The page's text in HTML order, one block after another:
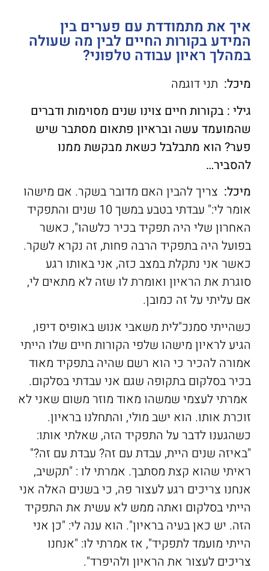
איך את מתמודדת עם פערים בין
המידע בקורות החיים לבין מה שעולה
במהלך ראיון עבודה טלפוני?
מיכל: תני דוגמה
גילי : בקורות חיים צוינו שנים מסוימות ודברים
שהמועמד עשה ובראיון פתאום מסתבר שיש
פער? הוא מתבלבל כשאת מבקשת ממנו
להסביר…
מיכל: צריך להבין האם מדובר בשקר. אם מישהו
אומר לי:" עבדתי בטבע במשך 10 שנים והתפקיד
האחרון שלי היה תפקיד בכיר כלשהו", כאשר
בפועל היה בתפקיד הרבה פחות, זה נקרא לשקר.
כאשר אני נתקלת במצב כזה, אני באותו רגע
סוגרת את הראיון ואומרת לו שזה לא מתאים לי,
אם עליתי על זה כמובן.
כשהייתי סמנכ"לית משאבי אנוש באופיס דיפו,
הגיע לראיון מישהו שלפי הקורות חיים שלו הייתי
אמורה להכיר כי הוא רשם שהיה בתפקיד מאוד
בכיר בסלקום בתקופה שגם אני עבדתי בסלקום.
אמרתי לעצמי שמשהו מאוד מוזר משום שאני לא
זוכרת אותו. הוא ישב מולי, והתחלנו בראיון.
כשהגענו לדבר על התפקיד הזה, שאלתי אותו:
"באיזה שנים היית, עבדת עם זה? עבדת עם זה?"
ראיתי שהוא קצת מסתבך. אמרתי לו : "תקשיב,
אנחנו צריכים רגע לעצור פה, כי בשנים האלה אני
הייתי בסלקום ואתה ממש לא עשית את התפקיד
הזה. יש כאן בעיה בראיון". הוא ענה לי: "כן אני
הייתי מועמד לתפקיד", אז אמרתי לו: "אנחנו
צריכים לעצור את הראיון ולהיפרד".